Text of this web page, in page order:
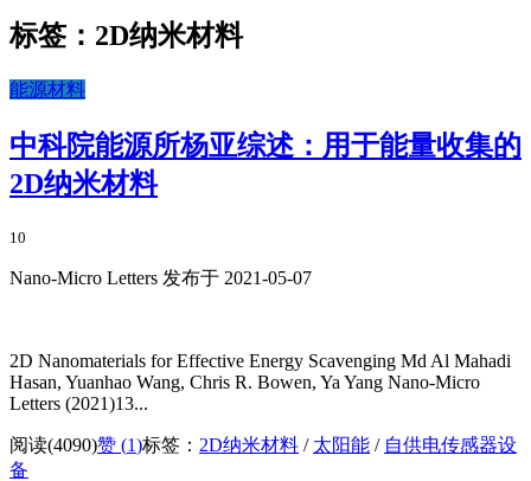
标签：2D纳米材料
能源材料
中科院能源所杨亚综述：用于能量收集的
2D纳米材料
10
Nano-Micro Letters 发布于 2021-05-07
2D Nanomaterials for Effective Energy Scavenging Md Al Mahadi
Hasan, Yuanhao Wang, Chris R. Bowen, Ya Yang Nano-Micro
Letters (2021)13...
阅读(4090)赞 (1)标签： 2D纳米材料 / 太阳能 / 自供电传感器设
备